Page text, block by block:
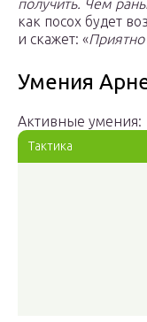
получить. Чем
как посох будет
и скажет: «
Умения
Активные умения:
Тактика